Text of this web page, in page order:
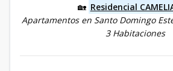
🏡 Residencial
Apartamentos en Santo Domingo
3 Habitaciones